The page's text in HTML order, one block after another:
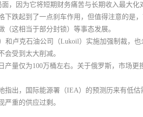
，
因为它将短期财务痛苦与长期收入最大化
跌起到了一点刹车作用，但值得注意的是，
这相当于部分封锁）等事态发展。
和卢克石油公司（Lukoil）实施加强制裁，
受到太大削减。
产量仅为100万桶左右。关于俄罗斯，市场更
指出，国际能源署（IEA）的预测历来有低估
重的供应过剩。